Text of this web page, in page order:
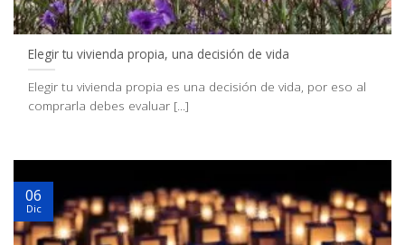
Elegir tu vivienda propia, una decisión de vida
Elegir tu vivienda propia es una decisión de vida, por eso al
comprarla debes evaluar [...]
06
Dic